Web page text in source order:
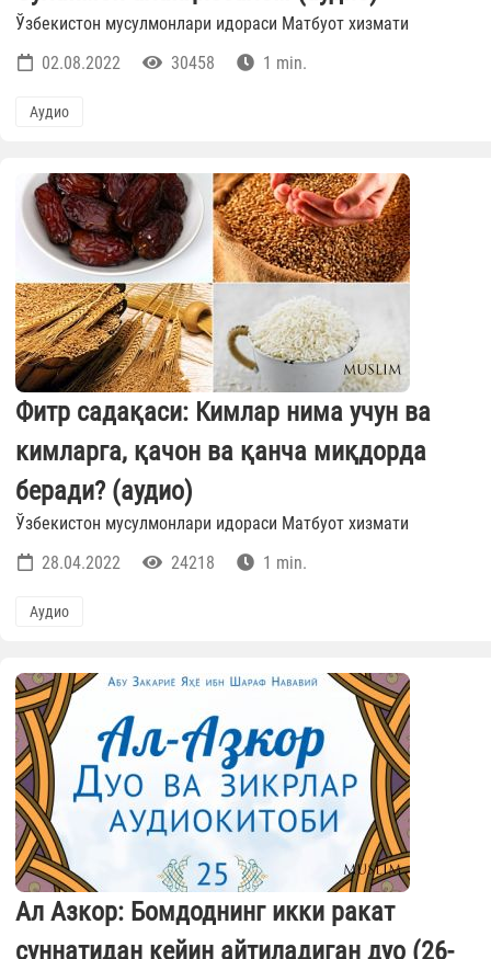
Ўзбекистон мусулмонлари идораси Матбуот хизмати
02.08.2022
30458 1 min.
Аудио
Фитр садақаси: Кимлар нима учун ва
кимларга, қачон ва қанча миқдорда
беради? (аудио)
Ўзбекистон мусулмонлари идораси Матбуот хизмати
28.04.2022
24218 1 min.
Аудио
Ал Азкор: Бомдоднинг икки ракат
суннатидан кейин айтиладиган дуо (26-